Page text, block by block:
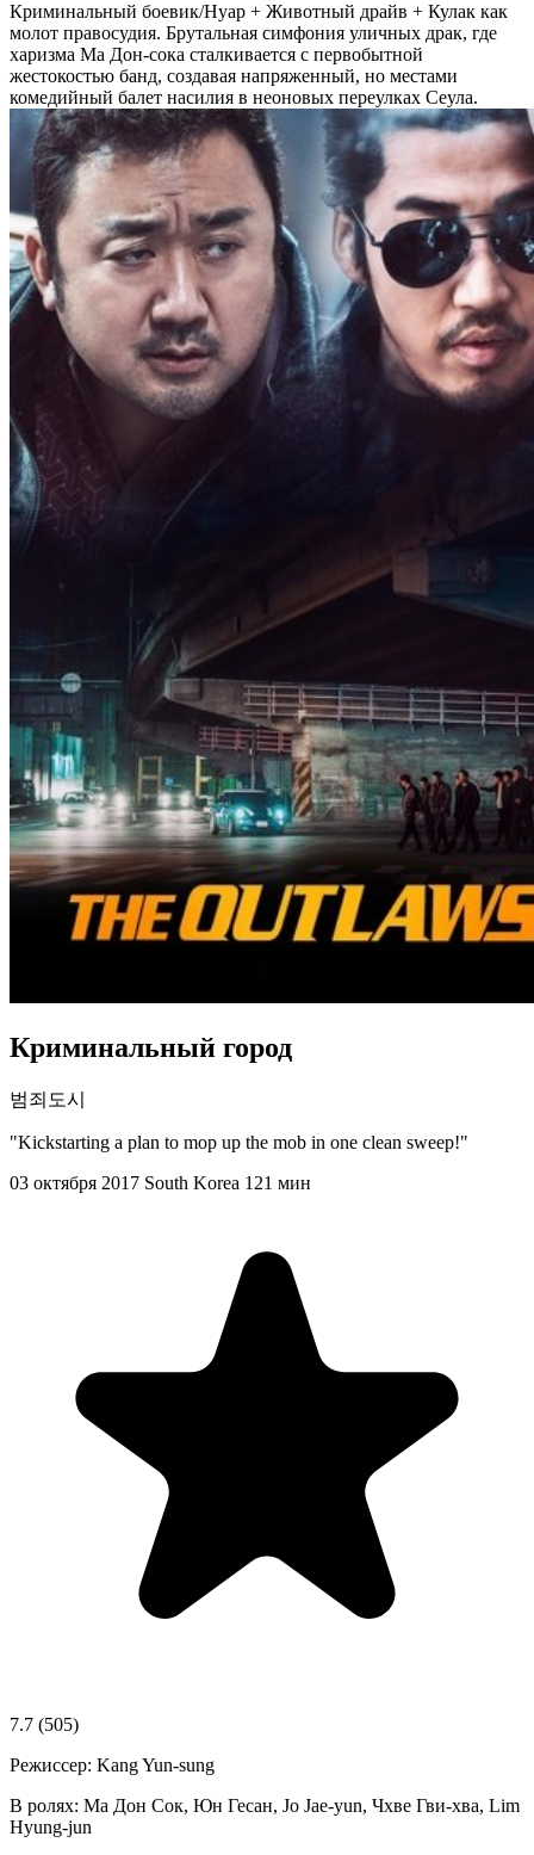
Криминальный боевик/Нуар + Животный драйв + Кулак как
молот правосудия. Брутальная симфония уличных драк, где
харизма Ма Дон-сока сталкивается с первобытной
жестокостью банд, создавая напряженный, но местами
комедийный балет насилия в неоновых переулках Сеула.
Криминальный город
범죄도시
"Kickstarting a plan to mop up the mob in one clean sweep!"
03 октября 2017 South Korea 121 мин
7.7 (505)
Режиссер: Kang Yun-sung
В ролях: Ма Дон Сок, Юн Гесан, Jo Jae-yun, Чхве Гви-хва, Lim
Hyung-jun